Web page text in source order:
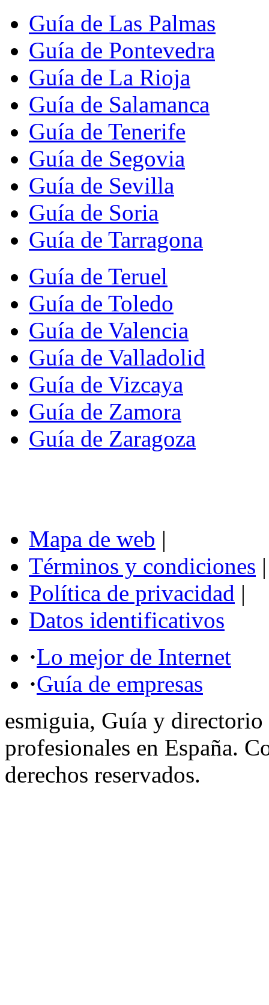
Guía de Las Palmas
Guía de Pontevedra
Guía de La Rioja
Guía de Salamanca
Guía de Tenerife
Guía de Segovia
Guía de Sevilla
Guía de Soria
Guía de Tarragona
Guía de Teruel
Guía de Toledo
Guía de Valencia
Guía de Valladolid
Guía de Vizcaya
Guía de Zamora
Guía de Zaragoza
Mapa de web |
Términos y condiciones |
Política de privacidad |
Datos identificativos
·Lo mejor de Internet
·Guía de empresas
esmiguia, Guía y directorio
profesionales en España.
derechos reservados.